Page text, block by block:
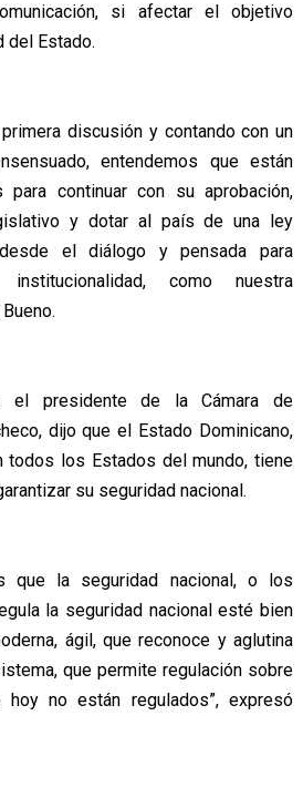
si afectar el objetivo
del Estado.
discusión y contando con un
entendemos que están
para continuar con su aprobación,
y dotar al país de una ley
el diálogo y pensada para
como nuestra
el presidente de la Cámara de
dijo que el Estado Dominicano,
todos los Estados del mundo, tiene
su seguridad nacional.
que la seguridad nacional, o los
la seguridad nacional esté bien
ágil, que reconoce y aglutina
que permite regulación sobre
no están regulados”, expresó